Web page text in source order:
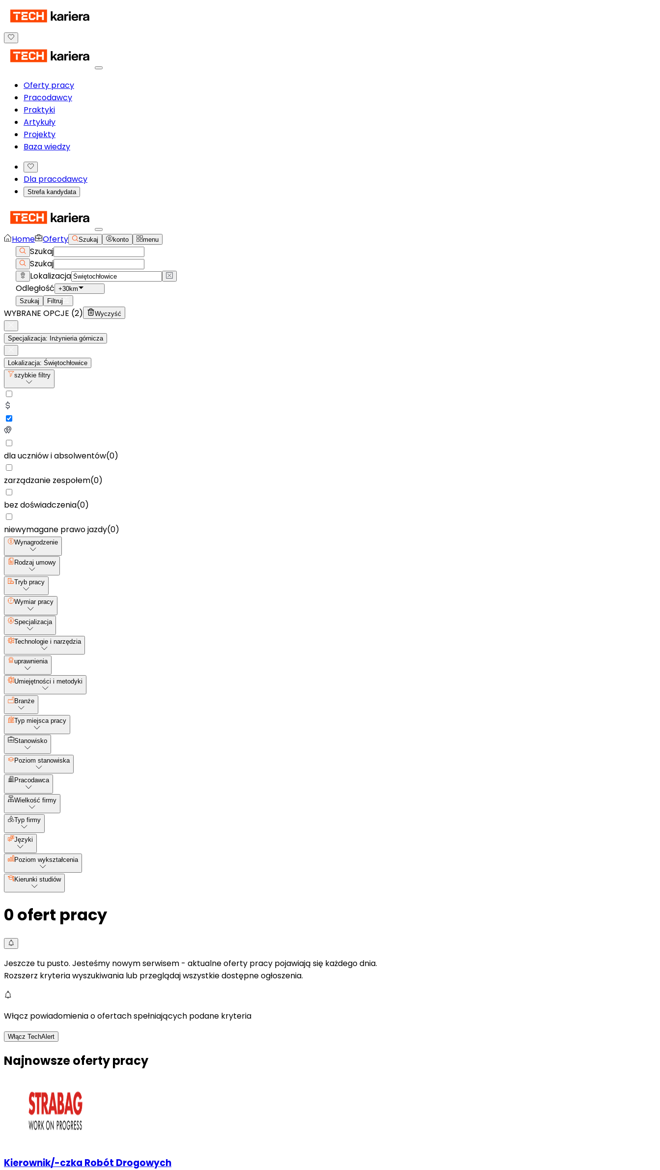
Oferty pracy
Pracodawcy
Praktyki
Artykuły
Projekty
Baza wiedzy
Dla pracodawcy
Strefa kandydata
Home Oferty Szukaj konto menu
Szukaj
Szukaj
Lokalizacja
Odległość +30km
Szukaj
Filtruj
WYBRANE OPCJE (2) Wyczyść
Specjalizacja: Inżynieria górnicza
Lokalizacja: Świętochłowice
szybkie filtry
dla uczniów i absolwentów(0)
zarządzanie zespołem(0)
bez doświadczenia(0)
niewymagane prawo jazdy(0)
Wynagrodzenie
Rodzaj umowy
Tryb pracy
Wymiar pracy
Specjalizacja
Technologie i narzędzia
uprawnienia
Umiejętności i metodyki
Branże
Typ miejsca pracy
Stanowisko
Poziom stanowiska
Pracodawca
Wielkość firmy
Typ firmy
Języki
Poziom wykształcenia
Kierunki studiów
0 ofert pracy
Jeszcze tu pusto. Jesteśmy nowym serwisem - aktualne oferty pracy pojawiają się każdego dnia.
Rozszerz kryteria wyszukiwania lub przeglądaj wszystkie dostępne ogłoszenia.
Włącz powiadomienia o ofertach spełniających podane kryteria
Włącz TechAlert
Najnowsze oferty pracy
Kierownik/-czka Robót Drogowych